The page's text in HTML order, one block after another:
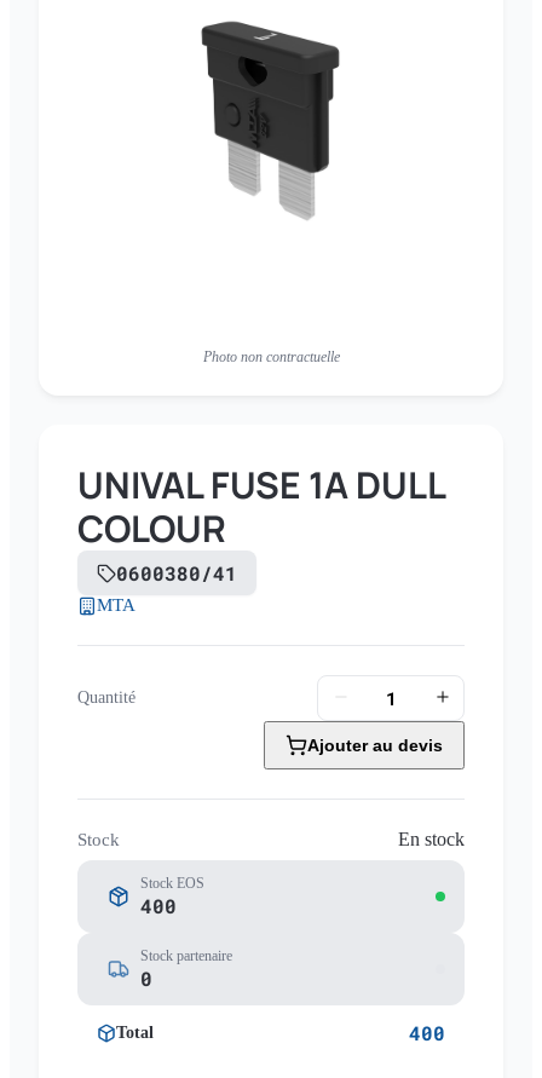
Photo non contractuelle
UNIVAL FUSE 1A DULL
COLOUR
0600380/41
MTA
Quantité
Ajouter au devis
Stock En stock
Stock EOS
400
Stock partenaire
0
Total 400